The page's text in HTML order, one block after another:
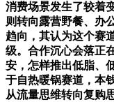
消费场景发生了较着
则转向露营野餐、办
趋向，其认为这个赛
级。合作沉心会落正
安，怎样推出低脂、
于自热暖锅赛道，本
从流量思维转向复购